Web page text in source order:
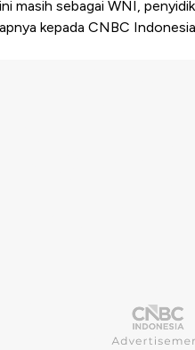
masih sebagai WNI,
kepada CNBC